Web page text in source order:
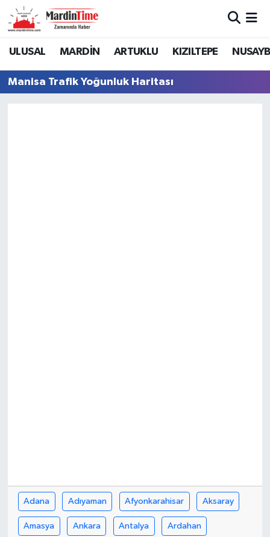
ULUSAL MARDİN ARTUKLU KIZILTEPE
Manisa Trafik Yoğunluk Haritası
Adana Adıyaman Afyonkarahisar Aksaray
Amasya Ankara Antalya Ardahan
Mardin Nöbetçi Eczaneler
Mardin Hava Durumu